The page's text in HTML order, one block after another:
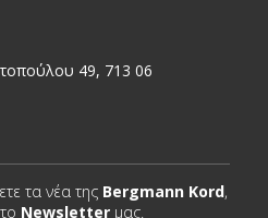
49, 713 06
τα νέα της Bergmann Kord,
Newsletterμας.